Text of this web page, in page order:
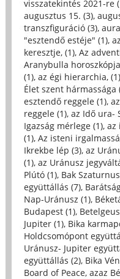
visszatekintés 2021-re
augusztus 15. (3),
transzfiguráció (3),
"esztendő estéje" (1),
keresztje, (1), Az
Aranybulla
(1), az égi hierarchia, (1)
Élet szent hármassága
esztendő reggele (1),
reggele (1), az Idő ura-
Igazság mérlege (1), az
(1), Az isteni
Ikrekbe lép (3), az
(1), az Uránusz
Plútó (1), Bak
együttállás (7),
Nap-Uránusz (1),
Budapest (1),
Jupiter (1), Bika
Holdcsomópont
Uránusz- Jupiter
együttállás (2), Bika
Board of Peace, azaz